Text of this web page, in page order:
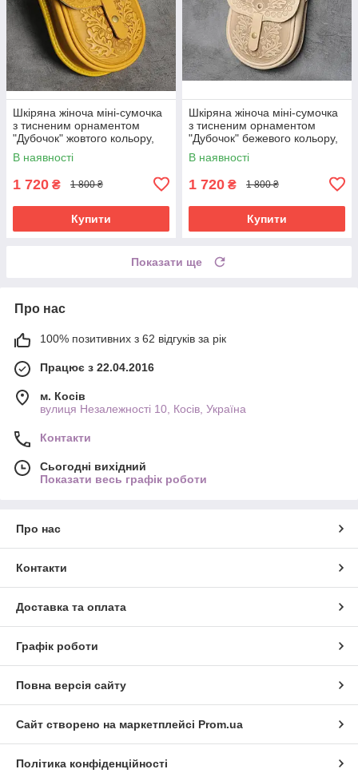
Шкіряна жіноча міні-сумочка
з тисненим орнаментом
"Дубочок" жовтого кольору,
16×19×6 см
В наявності
1 720 ₴ 1 800 ₴
Купити
Шкіряна жіноча міні-сумочка
з тисненим орнаментом
"Дубочок" бежевого кольору,
16×19×6 см
В наявності
1 720 ₴ 1 800 ₴
Купити
Показати ще
Про нас
100% позитивних з 62 відгуків за рік
Працює з 22.04.2016
м. Косів
вулиця Незалежності 10, Косів, Україна
Контакти
Сьогодні вихідний
Показати весь графік роботи
Про нас
Контакти
Доставка та оплата
Графік роботи
Повна версія сайту
Сайт створено на маркетплейсі Prom.ua
Політика конфіденційності